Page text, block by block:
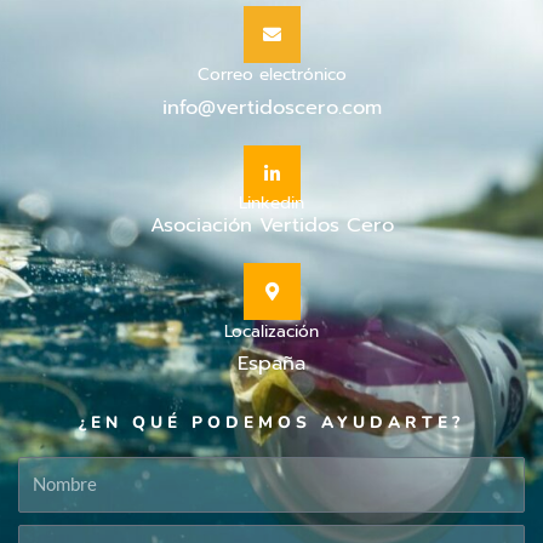
Correo electrónico
info@vertidoscero.com
Linkedin
Asociación Vertidos Cero
Localización
España
¿EN QUÉ PODEMOS AYUDARTE?